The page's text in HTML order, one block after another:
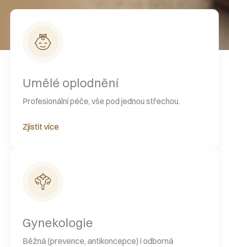
Umělé oplodnění
Profesionální péče, vše pod jednou střechou.
Zjistit více
Gynekologie
Běžná (prevence, antikoncepce) i odborná